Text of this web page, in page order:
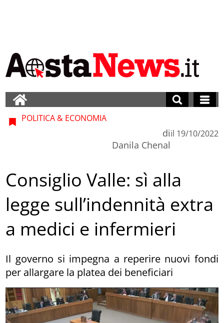
POLITICA & ECONOMIA
di
Danila Chenal
il 19/10/2022
Consiglio Valle: sì alla
legge sull’indennità extra
a medici e infermieri
Il governo si impegna a reperire nuovi fondi
per allargare la platea dei beneficiari